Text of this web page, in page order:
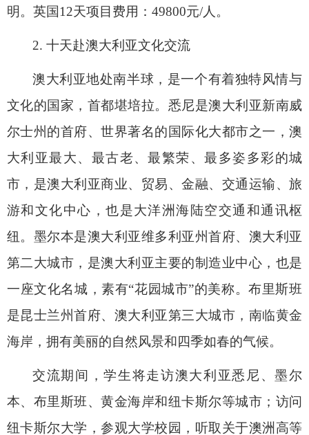
明。英国12天项目费用： 49800元/人。
2. 十天赴澳大利亚文化交流
澳大利亚地处南半球，是一个有着独特风情与
文化的国家，首都堪培拉。悉尼是澳大利亚新南威
尔士州的首府、世界著名的国际化大都市之一，澳
大利亚最大、最古老、最繁荣、最多姿多彩的城
市，是澳大利亚商业、贸易、金融、交通运输、旅
游和文化中心，也是大洋洲海陆空交通和通讯枢
纽。墨尔本是澳大利亚维多利亚州首府、澳大利亚
第二大城市，是澳大利亚主要的制造业中心，也是
一座文化名城，素有“花园城市”的美称。布里斯班
是昆士兰州首府、澳大利亚第三大城市，南临黄金
海岸，拥有美丽的自然风景和四季如春的气候。
交流期间，学生将走访澳大利亚悉尼、墨尔
本、布里斯班、黄金海岸和纽卡斯尔等城市；访问
纽卡斯尔大学，参观大学校园，听取关于澳洲高等